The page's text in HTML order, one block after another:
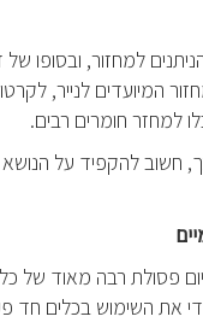
למחזור, ובסופו
המיועדים לנייר,
למחזר חומרים רבים.
חשוב להקפיד על הנושא
פסולת רבה מאוד של
את השימוש בכלים חד